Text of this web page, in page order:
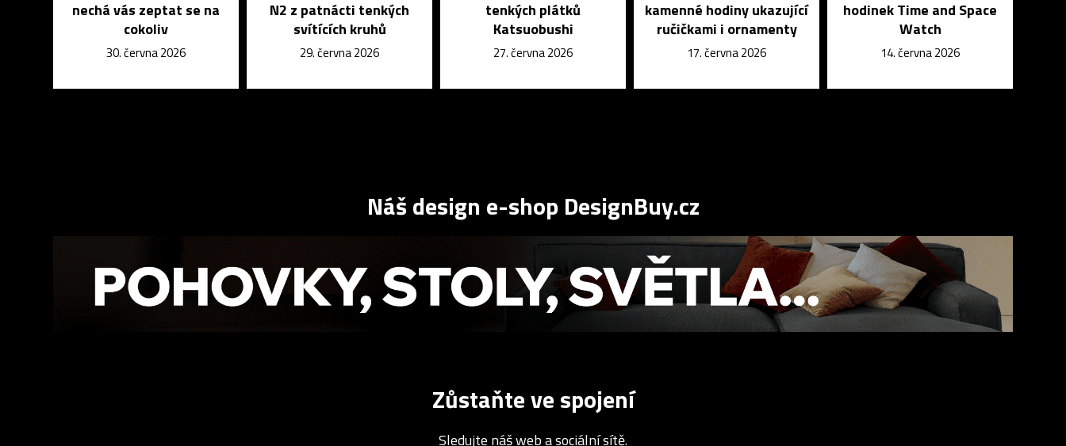
nechá vás zeptat se na
cokoliv
30. června 2026
N2 z patnácti tenkých
svítících kruhů
29. června 2026
tenkých plátků
Katsuobushi
27. června 2026
kamenné hodiny ukazující
ručičkami i ornamenty
17. června 2026
hodinek Time and Space
Watch
14. června 2026
Náš design e-shop DesignBuy.cz
Zůstaňte ve spojení
Sledujte náš web a sociální sítě.